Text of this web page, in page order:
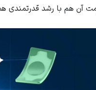
آن هم با رشد قدرتمندی